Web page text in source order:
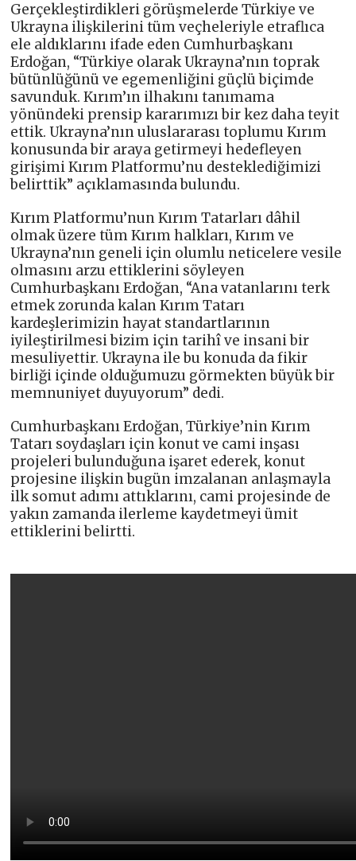
Gerçekleştirdikleri görüşmelerde Türkiye ve
Ukrayna ilişkilerini tüm veçheleriyle etraflıca
ele aldıklarını ifade eden Cumhurbaşkanı
Erdoğan, “Türkiye olarak Ukrayna’nın toprak
bütünlüğünü ve egemenliğini güçlü biçimde
savunduk. Kırım’ın ilhakını tanımama
yönündeki prensip kararımızı bir kez daha teyit
ettik. Ukrayna’nın uluslararası toplumu Kırım
konusunda bir araya getirmeyi hedefleyen
girişimi Kırım Platformu’nu desteklediğimizi
belirttik” açıklamasında bulundu.
Kırım Platformu’nun Kırım Tatarları dâhil
olmak üzere tüm Kırım halkları, Kırım ve
Ukrayna’nın geneli için olumlu neticelere vesile
olmasını arzu ettiklerini söyleyen
Cumhurbaşkanı Erdoğan, “Ana vatanlarını terk
etmek zorunda kalan Kırım Tatarı
kardeşlerimizin hayat standartlarının
iyileştirilmesi bizim için tarihî ve insani bir
mesuliyettir. Ukrayna ile bu konuda da fikir
birliği içinde olduğumuzu görmekten büyük bir
memnuniyet duyuyorum” dedi.
Cumhurbaşkanı Erdoğan, Türkiye’nin Kırım
Tatarı soydaşları için konut ve cami inşası
projeleri bulunduğuna işaret ederek, konut
projesine ilişkin bugün imzalanan anlaşmayla
ilk somut adımı attıklarını, cami projesinde de
yakın zamanda ilerleme kaydetmeyi ümit
ettiklerini belirtti.